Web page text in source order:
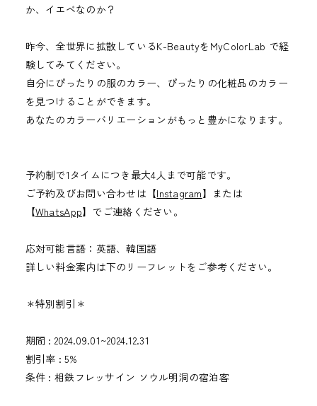
日
か、イエベなのか？
昨今、全世界に拡散しているK-BeautyをMyColorLab で経
験してみてください。
自分にぴったりの服のカラー、ぴったりの化粧品のカラー
を見つけることができます。
あなたのカラーバリエーションがもっと豊かになります。
予約制で1タイムにつき最大4人まで可能です。
ご予約及びお問い合わせは【Instagram】または
【WhatsApp】でご連絡ください。
応対可能言語：英語、韓国語
詳しい料金案内は下のリーフレットをご参考ください。
＊特別割引＊
期間 : 2024.09.01~2024.12.31
割引率 : 5%
条件 : 相鉄フレッサイン ソウル明洞の宿泊客